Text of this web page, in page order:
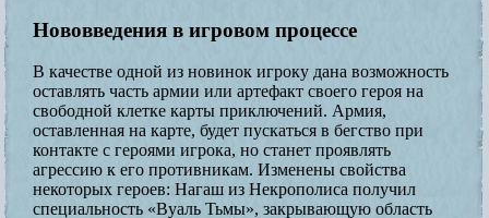
Нововведения в игровом процессе
В качестве одной из новинок игроку дана возможность
оставлять часть армии или артефакт своего героя на
свободной клетке карты приключений. Армия,
оставленная на карте, будет пускаться в бегство при
контакте с героями игрока, но станет проявлять
агрессию к его противникам. Изменены свойства
некоторых героев: Нагаш из Некрополиса получил
специальность «Вуаль Тьмы», закрывающую область